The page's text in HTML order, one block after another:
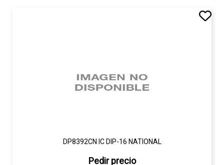
DP8392CN IC DIP-16 NATIONAL
Pedir precio